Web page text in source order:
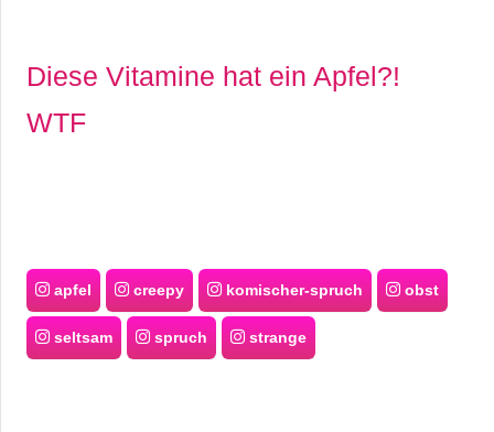
Diese Vitamine hat ein Apfel?!
WTF
apfel creepy komischer-spruch obst
seltsam spruch strange